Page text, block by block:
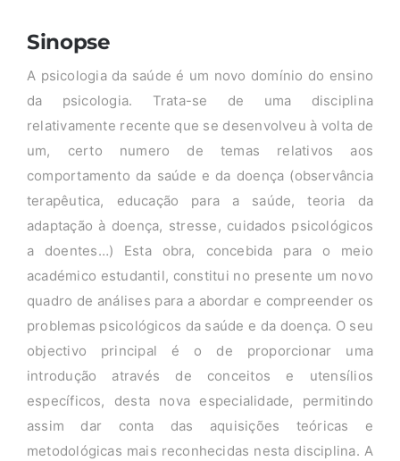
Sinopse
A psicologia da saúde é um novo domínio do ensino
da psicologia. Trata-se de uma disciplina
relativamente recente que se desenvolveu à volta de
um, certo numero de temas relativos aos
comportamento da saúde e da doença (observância
terapêutica, educação para a saúde, teoria da
adaptação à doença, stresse, cuidados psicológicos
a doentes…) Esta obra, concebida para o meio
académico estudantil, constitui no presente um novo
quadro de análises para a abordar e compreender os
problemas psicológicos da saúde e da doença. O seu
objectivo principal é o de proporcionar uma
introdução através de conceitos e utensílios
específicos, desta nova especialidade, permitindo
assim dar conta das aquisições teóricas e
metodológicas mais reconhecidas nesta disciplina. A